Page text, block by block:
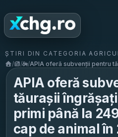
ȘTIRI DIN CATEGORIA
/
/ /APIA oferă subvenții pentru
APIA oferă
tăurașii
primi până la
cap de animal în